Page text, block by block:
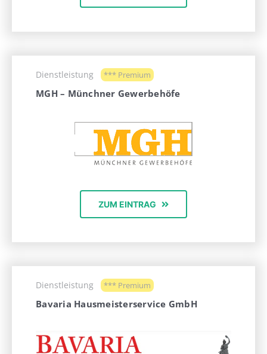
Dienstleistung *** Premium
MGH – Münchner Gewerbehöfe
ZUM EINTRAG
Dienstleistung *** Premium
Bavaria Hausmeisterservice GmbH